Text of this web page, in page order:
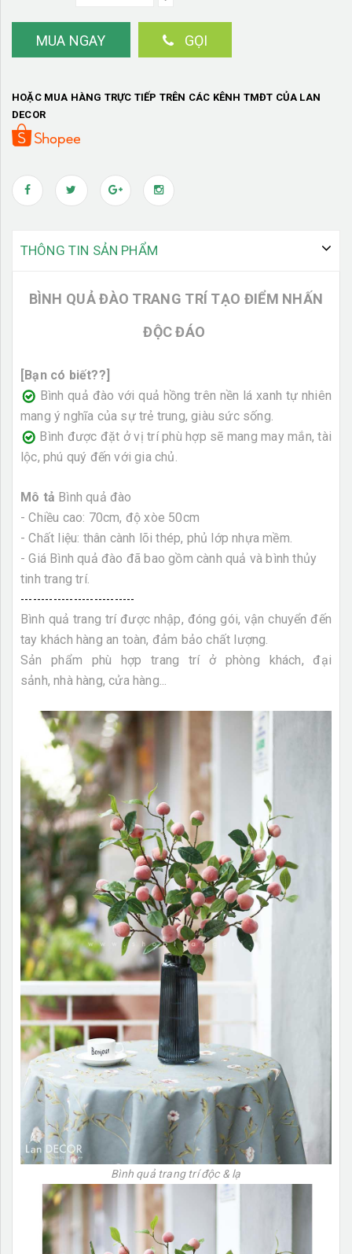
MUA NGAY GỌI
HOẶC MUA HÀNG TRỰC TIẾP TRÊN CÁC KÊNH TMĐT CỦA LAN
DECOR
THÔNG TIN SẢN PHẨM
BÌNH QUẢ ĐÀO TRANG TRÍ TẠO ĐIỂM NHẤN
ĐỘC ĐÁO
[Bạn có biết??]
Bình quả đào với quả hồng trên nền lá xanh tự nhiên
mang ý nghĩa của sự trẻ trung, giàu sức sống.
Bình được đặt ở vị trí phù hợp sẽ mang may mắn, tài
lộc, phú quý đến với gia chủ.
Mô tả Bình quả đào
- Chiều cao: 70cm, độ xòe 50cm
- Chất liệu: thân cành lõi thép, phủ lớp nhựa mềm.
- Giá Bình quả đào đã bao gồm cành quả và bình thủy
tinh trang trí.
----------------------------
Bình quả trang trí được nhập, đóng gói, vận chuyển đến
tay khách hàng an toàn, đảm bảo chất lượng.
Sản phẩm phù hợp trang trí ở phòng khách, đại
sảnh, nhà hàng, cửa hàng...
Bình quả trang trí độc & lạ